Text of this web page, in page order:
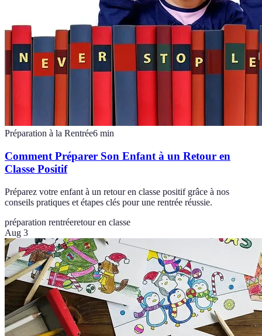
Préparation à la Rentrée6 min
Comment Préparer Son Enfant à un Retour en
Classe Positif
Préparez votre enfant à un retour en classe positif grâce à nos
conseils pratiques et étapes clés pour une rentrée réussie.
préparation rentréeretour en classe
Aug 3